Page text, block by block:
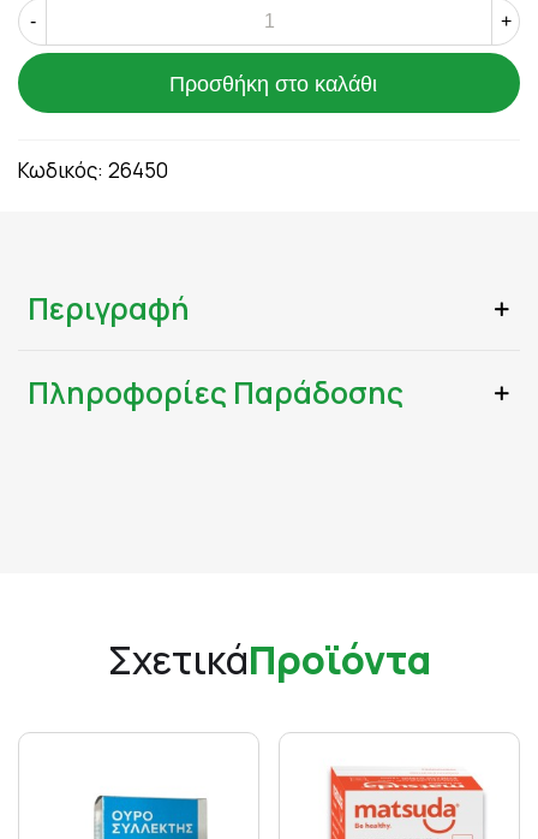
- +
Προσθήκη στο καλάθι
Κωδικός: 26450
Περιγραφή
Πληροφορίες Παράδοσης
ΣχετικάΠροϊόντα